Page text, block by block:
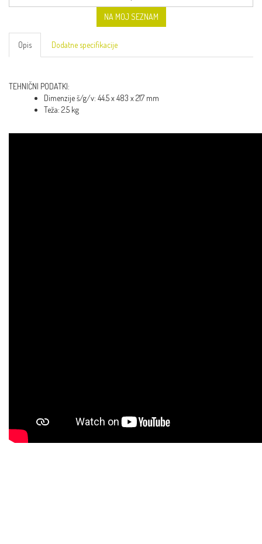
NA MOJ SEZNAM
Opis Dodatne specifikacije
TEHNIČNI PODATKI:
Dimenzije š/g/v: 44.5 x 483 x 217 mm
Teža: 2.5 kg